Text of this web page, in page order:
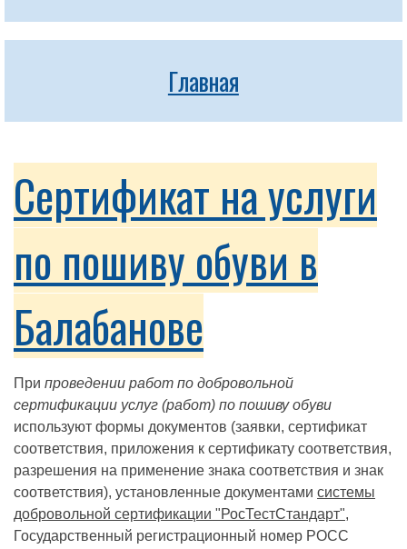
Главная
Сертификат на услуги
по пошиву обуви в
Балабанове
При проведении работ по добровольной
сертификации услуг (работ) по пошиву обуви
используют формы документов (заявки, сертификат
соответствия, приложения к сертификату соответствия,
разрешения на применение знака соответствия и знак
соответствия), установленные документами системы
добровольной сертификации "РосТестСтандарт",
Государственный регистрационный номер РОСС